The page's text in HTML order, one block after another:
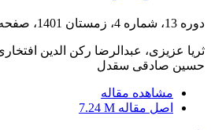
دوره 13، شماره 4، زمستان 1401، صفحه
ثریا عزیزی، عبدالرضا رکن الدین
حسین صادقی سقدل
مشاهده مقاله
اصل مقاله 7.24 M